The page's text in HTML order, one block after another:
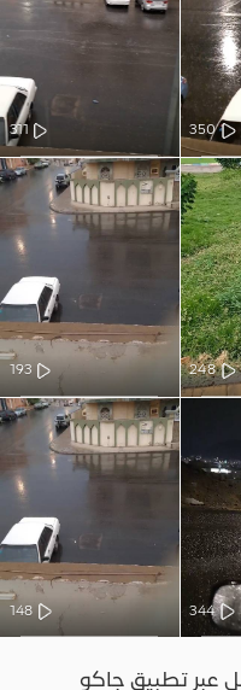
350
311
248
193
344
148
عبر تطبيق جاكو